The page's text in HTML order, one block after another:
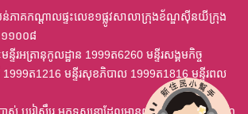
ន់ភាគកណ្តាលផ្ទះលេខ១ផ្លូវសាលាក្រុងខ័ណ្ឌស៊ីនយីក្រុង
១០០៨
ទីរអត្រានុកូលដ្ឋាន 1999ត6260 មន្ទីរសង្គមកិច្ច
1999ត1216 មន្ទីរសុខភិបាល 1999ត1816 មន្ទីរពល
ស់ បរៀសឹរេ មកទស្សនាដែលមានពុម្ព ឈុតឦលើស ៤,០